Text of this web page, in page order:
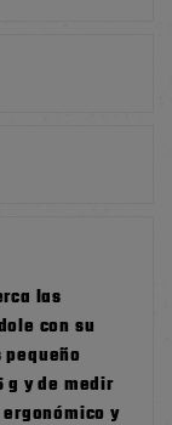
las
con su
g y de medir
y